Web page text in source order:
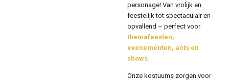
personage! Van vrolijk en
feestelijk tot spectaculair en
opvallend – perfect voor
themafeesten,
evenementen, acts en
shows
Onze kostuums zorgen voor